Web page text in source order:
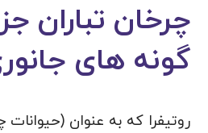
چرخان تباران
گونه های
روتیفرا که به عنوان